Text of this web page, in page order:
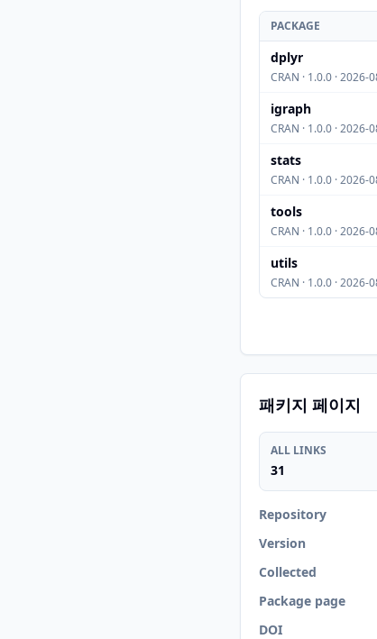
PACKAGE
dplyr
CRAN · 1.0.0 · 2026-
igraph
CRAN · 1.0.0 · 2026-
stats
CRAN · 1.0.0 · 2026-
tools
CRAN · 1.0.0 · 2026-
utils
CRAN · 1.0.0 · 2026-
패키지 페이지
ALL LINKS
31
Repository
Version
Collected
Package page
DOI